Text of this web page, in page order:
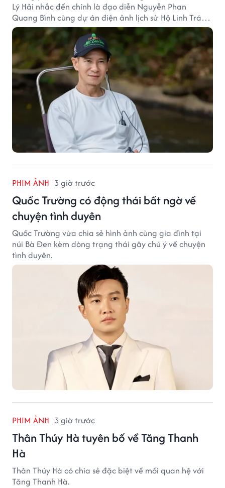
Lý Hải nhắc đến chính là đạo diễn Nguyễn Phan
Quang Bình cùng dự án điện ảnh lịch sử Hộ Linh Tráng
Sĩ: Bí Ẩn Mộ Vua Đinh.
PHIM ẢNH 3 giờ trước
Quốc Trường có động thái bất ngờ về
chuyện tình duyên
Quốc Trường vừa chia sẻ hình ảnh cùng gia đình tại
núi Bà Đen kèm dòng trạng thái gây chú ý về chuyện
tình duyên.
PHIM ẢNH 3 giờ trước
Thân Thúy Hà tuyên bố về Tăng Thanh
Hà
Thân Thúy Hà có chia sẻ đặc biệt về mối quan hệ với
Tăng Thanh Hà.